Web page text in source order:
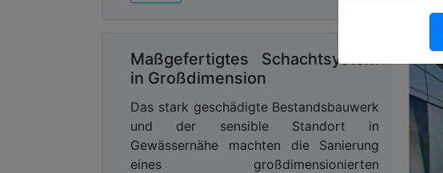
Maßgefertigtes Schachtsystem
in Großdimension
Das stark geschädigte Bestandsbauwerk
und der sensible Standort in
Gewässernähe machten die Sanierung
eines großdimensionierten